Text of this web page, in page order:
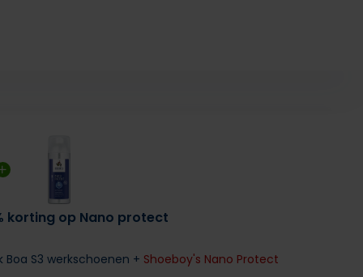
korting op Nano protect
Boa S3 werkschoenen + Shoeboy's Nano Protect